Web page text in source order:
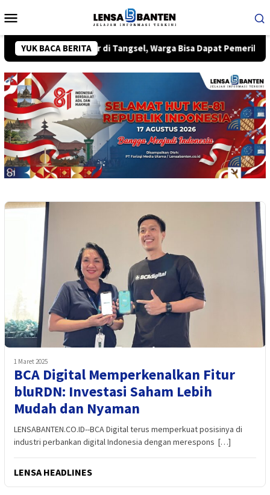
ke
Mobile
YUK BACA BERITA
Tersebar di Tangsel, Warga Bisa Dapat Pemeriksaan
1 Maret 2025
BCA Digital Memperkenalkan Fitur
bluRDN: Investasi Saham Lebih
Mudah dan Nyaman
LENSABANTEN.CO.ID--BCA Digital terus memperkuat posisinya di
industri perbankan digital Indonesia dengan merespons […]
LENSA HEADLINES